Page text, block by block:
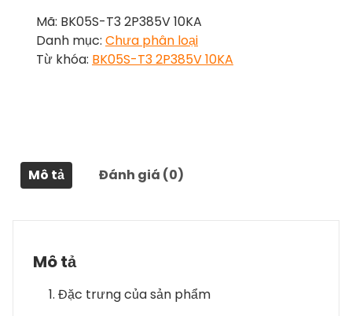
Mã: BK05S-T3 2P385V 10KA
Danh mục: Chưa phân loại
Từ khóa: BK05S-T3 2P385V 10KA
Mô tả Đánh giá (0)
Mô tả
Đặc trưng của sản phẩm